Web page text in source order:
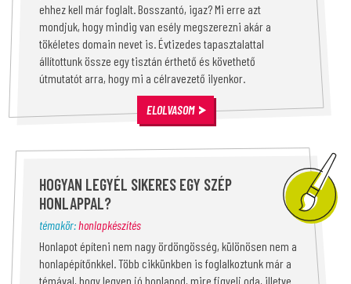
ehhez kell már foglalt. Bosszantó, igaz? Mi erre azt
mondjuk, hogy mindig van esély megszerezni akár a
tökéletes domain nevet is. Évtizedes tapasztalattal
állítottunk össze egy tisztán érthető és követhető
útmutatót arra, hogy mi a célravezető ilyenkor.
ELOLVASOM
HOGYAN LEGYÉL SIKERES EGY SZÉP
HONLAPPAL?
témakör:honlapkészítés
Honlapot építeni nem nagy ördöngösség, különösen nem a
honlapépítőnkkel. Több cikkünkben is foglalkoztunk már a
témával, hogy legyen jó honlapod, mire figyelj oda, illetve